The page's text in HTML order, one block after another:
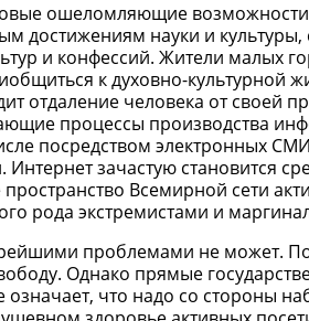
ошеломляющие
достижениям науки и
и конфессий. Жители малых
к духовно-культурной
отдаление человека от своей
процессы производства
посредством электронных
зачастую становится
Всемирной сети
рода экстремистами и
проблемами не может.
Однако прямые
что надо со стороны